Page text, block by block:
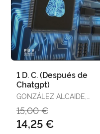
1 D. C. (Después de
Chatgpt)
GONZÁLEZ ALCAIDE,
15,00 €
14,25 €